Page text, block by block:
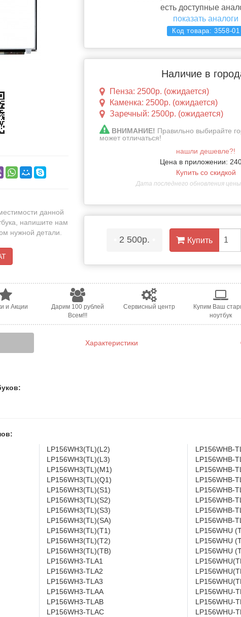
данной
напишите нам
нужной детали.
есть доступные
показать аналоги
Код товара:3558-01
Наличие в
Пенза: 2500р. (ожидается)
Каменка: 2500р. (ожидается)
Заречный: 2500р. (ожидается)
ВНИМАНИЕ! Правильно выбирайте
может отличаться!
нашли дешевле?!
Цена в приложении:
Купить со скидкой
Дата последнего обновления
2 500р. Купить
и Акции
Дарим 100 рублей
Всем!!!
Сервисный центр
Купим Ваш
ноутбук
Характеристики
LP156WH3(TL)(L2)
LP156WH3(TL)(L3)
LP156WH3(TL)(M1)
LP156WH3(TL)(Q1)
LP156WH3(TL)(S1)
LP156WH3(TL)(S2)
LP156WH3(TL)(S3)
LP156WH3(TL)(SA)
LP156WH3(TL)(T1)
LP156WH3(TL)(T2)
LP156WH3(TL)(TB)
LP156WH3-TLA1
LP156WH3-TLA2
LP156WH3-TLA3
LP156WH3-TLAA
LP156WH3-TLAB
LP156WH3-TLAC
LP156WHB-
LP156WHB-
LP156WHB-
LP156WHB-
LP156WHB-
LP156WHB-
LP156WHB-
LP156WHB-
LP156WHU
LP156WHU
LP156WHU
LP156WHU-
LP156WHU-
LP156WHU-